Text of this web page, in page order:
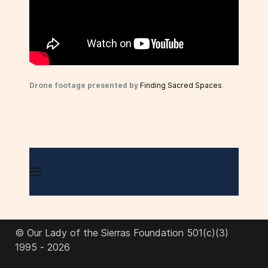
Drone footage presented by Finding Sacred Spaces.
© Our Lady of the Sierras Foundation 501(c)(3)
1995 - 2026